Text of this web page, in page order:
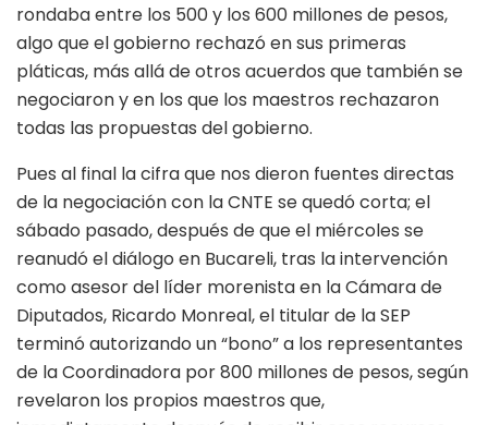
rondaba entre los 500 y los 600 millones de pesos,
algo que el gobierno rechazó en sus primeras
pláticas, más allá de otros acuerdos que también se
negociaron y en los que los maestros rechazaron
todas las propuestas del gobierno.
Pues al final la cifra que nos dieron fuentes directas
de la negociación con la CNTE se quedó corta; el
sábado pasado, después de que el miércoles se
reanudó el diálogo en Bucareli, tras la intervención
como asesor del líder morenista en la Cámara de
Diputados, Ricardo Monreal, el titular de la SEP
terminó autorizando un “bono” a los representantes
de la Coordinadora por 800 millones de pesos, según
revelaron los propios maestros que,